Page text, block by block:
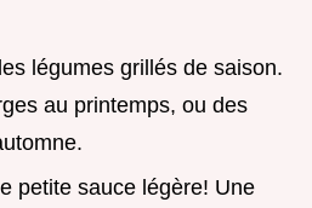
légumes grillés de saison.
au printemps, ou des
petite sauce légère! Une